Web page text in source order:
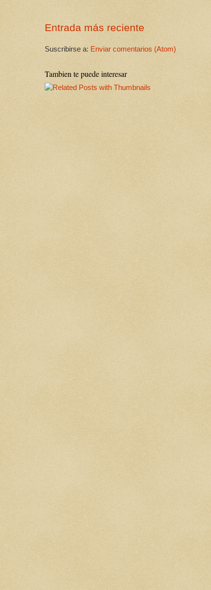
Entrada más reciente
Suscribirse a: Enviar comentarios (Atom)
Tambien te puede interesar